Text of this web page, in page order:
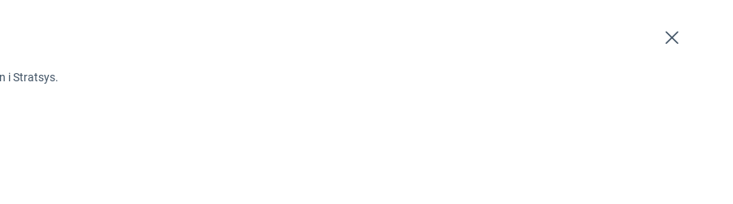
i Stratsys.